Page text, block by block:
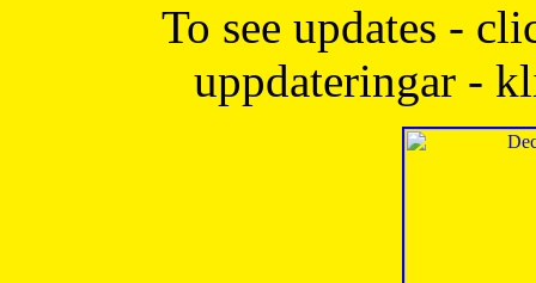
To see updates -
uppdateringar -